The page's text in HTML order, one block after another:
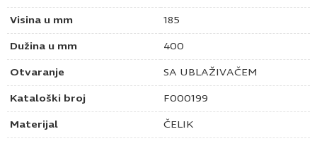
Visina u mm 185
Dužina u mm 400
Otvaranje SA UBLAŽIVAČEM
Kataloški broj F000199
Materijal ČELIK